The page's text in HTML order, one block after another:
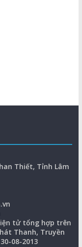
Thiết, Tỉnh Lâm
tử tổng hợp trên
Thanh, Truyền
08-2013